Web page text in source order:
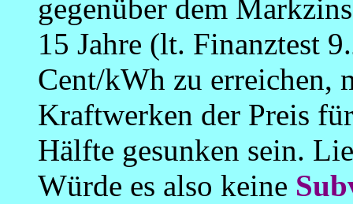
gegenüber dem
15 Jahre (lt. Finanztest
Cent/kWh zu erreichen,
Kraftwerken der Preis
Hälfte gesunken sein.
Würde es also keine